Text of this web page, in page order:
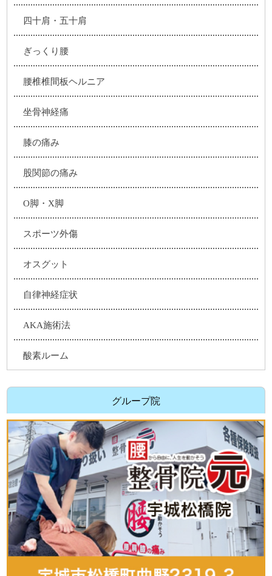
四十肩・五十肩
ぎっくり腰
腰椎椎間板ヘルニア
坐骨神経痛
膝の痛み
股関節の痛み
O脚・X脚
スポーツ外傷
オスグット
自律神経症状
AKA施術法
酸素ルーム
グループ院